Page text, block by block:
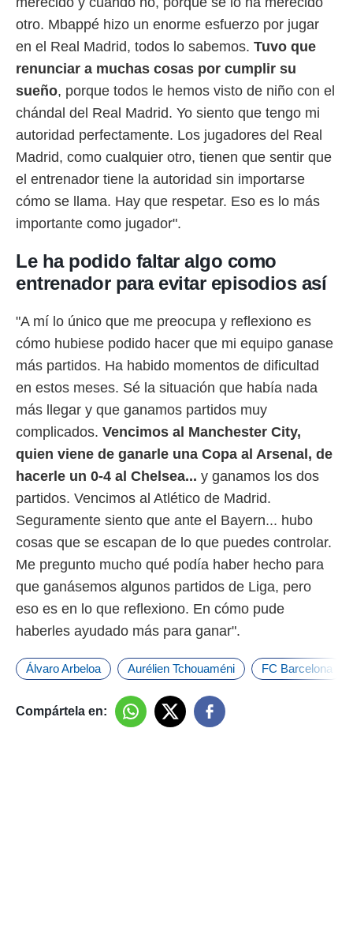
otro. Mbappé hizo un enorme esfuerzo por jugar
en el Real Madrid, todos lo sabemos. Tuvo que
renunciar a muchas cosas por cumplir su
sueño, porque todos le hemos visto de niño con el
chándal del Real Madrid. Yo siento que tengo mi
autoridad perfectamente. Los jugadores del Real
Madrid, como cualquier otro, tienen que sentir que
el entrenador tiene la autoridad sin importarse
cómo se llama. Hay que respetar. Eso es lo más
importante como jugador".
Le ha podido faltar algo como
entrenador para evitar episodios así
"A mí lo único que me preocupa y reflexiono es
cómo hubiese podido hacer que mi equipo ganase
más partidos. Ha habido momentos de dificultad
en estos meses. Sé la situación que había nada
más llegar y que ganamos partidos muy
complicados. Vencimos al Manchester City,
quien viene de ganarle una Copa al Arsenal, de
hacerle un 0-4 al Chelsea... y ganamos los dos
partidos. Vencimos al Atlético de Madrid.
Seguramente siento que ante el Bayern... hubo
cosas que se escapan de lo que puedes controlar.
Me pregunto mucho qué podía haber hecho para
que ganásemos algunos partidos de Liga, pero
eso es en lo que reflexiono. En cómo pude
haberles ayudado más para ganar".
Álvaro Arbeloa Aurélien Tchouaméni FC Barcelona
Compártela en: